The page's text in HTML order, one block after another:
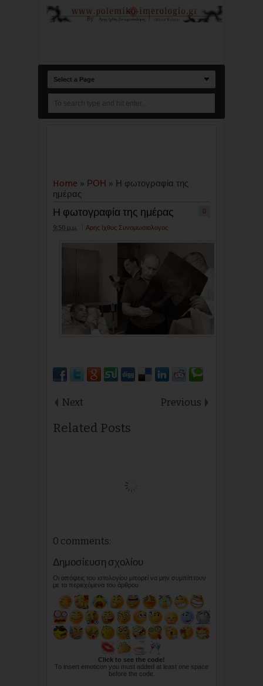
Select a Page
Home » ΡΟΗ » Η φωτογραφία της
ημέρας
Η φωτογραφία της ημέρας
9:50 μ.μ. Αρης Ιχθυς Συνομωσιολογος
0
Next Previous
Related Posts
0 comments:
Δημοσίευση σχολίου
Οι απόψεις του ιστολογίου μπορεί να μην συμπίπτουν
με τα περιεχόμενα του άρθρου
Click to see the code!
To insert emoticon you must added at least one space
before the code.